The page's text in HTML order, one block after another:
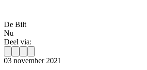
De Bilt
Nu
Deel via:
03 november 2021